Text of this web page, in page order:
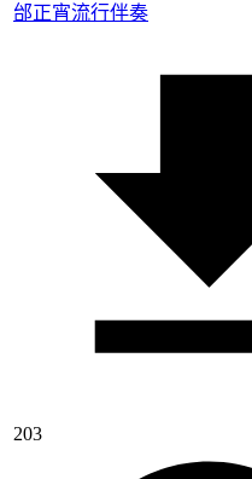
邰正宵流行伴奏
203